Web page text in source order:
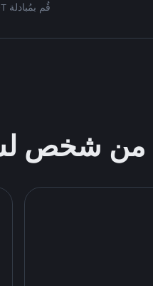
قُم بمُبادلة USDT على Binance P2P. اعثر على أفضل العروض أدناه لشراء وبيع Tether
من